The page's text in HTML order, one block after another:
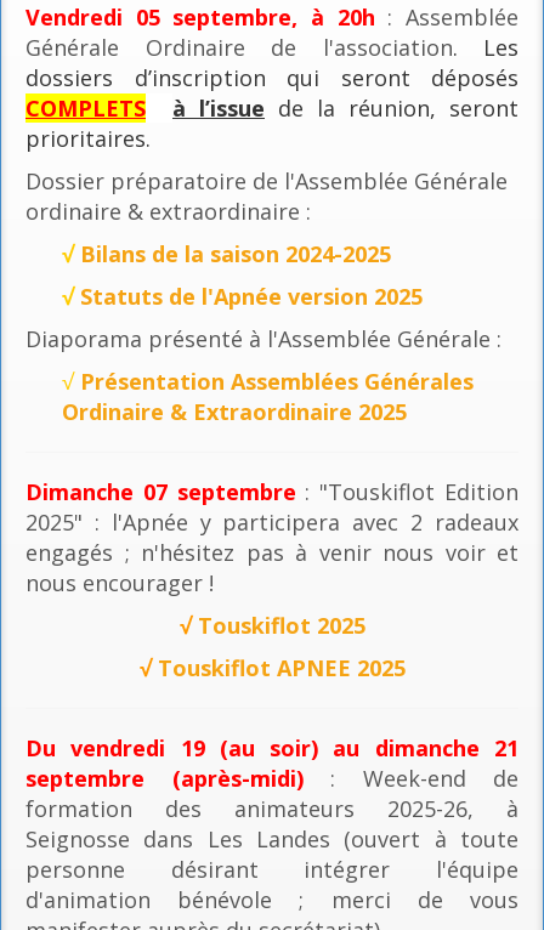
Vendredi 05 septembre, à 20h : Assemblée
Générale Ordinaire de l'association. Les
dossiers d’inscription qui seront déposés
COMPLETS
à l’issue de la réunion, seront
prioritaires.
Dossier préparatoire de l'Assemblée Générale
ordinaire & extraordinaire :
√ Bilans de la saison 2024-2025
√ Statuts de l'Apnée version 2025
Diaporama présenté à l'Assemblée Générale :
√ Présentation Assemblées Générales
Ordinaire & Extraordinaire 2025
Dimanche 07 septembre : "Touskiflot Edition
2025" : l'Apnée y participera avec 2 radeaux
engagés ; n'hésitez pas à venir nous voir et
nous encourager !
√ Touskiflot 2025
√ Touskiflot APNEE 2025
Du vendredi 19 (au soir) au dimanche 21
septembre (après-midi): Week-end de
formation des animateurs 2025-26, à
Seignosse dans Les Landes (ouvert à toute
personne désirant intégrer l'équipe
d'animation bénévole ; merci de vous